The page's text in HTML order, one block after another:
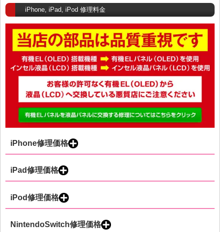
iPhone, iPad, iPod 修理料金
iPhone修理価格
iPad修理価格
iPod修理価格
NintendoSwitch修理価格